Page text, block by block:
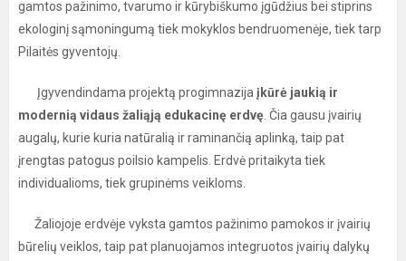
gamtos pažinimo, tvarumo ir kūrybiškumo įgūdžius bei stiprins
ekologinį sąmoningumą tiek mokyklos bendruomenėje, tiek tarp
Pilaitės gyventojų.
Įgyvendindama projektą progimnazija įkūrė jaukią ir
modernią vidaus žaliąją edukacinę erdvę . Čia gausu įvairių
augalų, kurie kuria natūralią ir raminančią aplinką, taip pat
įrengtas patogus poilsio kampelis. Erdvė pritaikyta tiek
individualioms, tiek grupinėms veikloms.
Žaliojoje erdvėje vyksta gamtos pažinimo pamokos ir įvairių
būrelių veiklos, taip pat planuojamos integruotos įvairių dalykų